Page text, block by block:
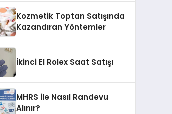
Kozmetik Toptan Satışında
Kazandıran Yöntemler
İkinci El Rolex Saat Satışı
MHRS ile Nasıl Randevu
Alınır?